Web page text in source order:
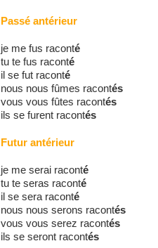
Passé antérieur
je me fus raconté
tu te fus raconté
il se fut raconté
nous nous fûmes racontés
vous vous fûtes racontés
ils se furent racontés
Futur antérieur
je me serai raconté
tu te seras raconté
il se sera raconté
nous nous serons racontés
vous vous serez racontés
ils se seront racontés